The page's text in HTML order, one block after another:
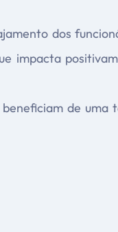
dos
impacta
de